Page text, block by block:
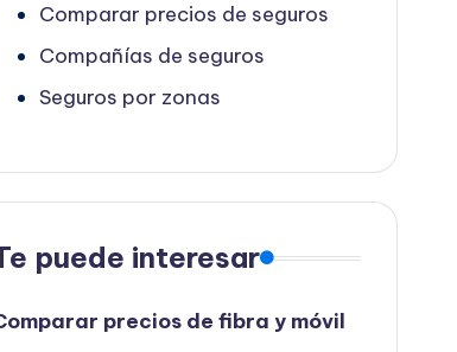
Comparar precios de seguros
Compañías de seguros
Seguros por zonas
puede interesar
precios de fibra y móvil